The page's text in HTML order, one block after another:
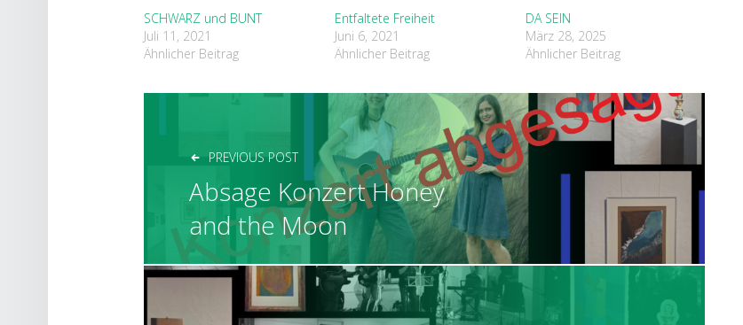
SCHWARZ und BUNT
Juli 11, 2021
Ähnlicher Beitrag
Entfaltete Freiheit
Juni 6, 2021
Ähnlicher Beitrag
DA SEIN
März 28, 2025
Ähnlicher Beitrag
BEITRAGSNAVIGATION
PREVIOUS POST
Absage Konzert Honey
and the Moon